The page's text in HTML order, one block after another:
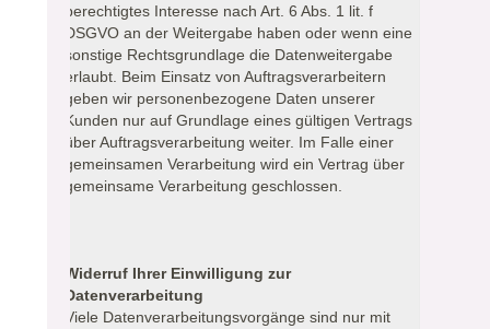
berechtigtes Interesse nach Art. 6 Abs. 1 lit. f
DSGVO an der Weitergabe haben oder wenn eine
sonstige Rechtsgrundlage die Datenweitergabe
erlaubt. Beim Einsatz von Auftragsverarbeitern
geben wir personenbezogene Daten unserer
Kunden nur auf Grundlage eines gültigen Vertrags
über Auftragsverarbeitung weiter. Im Falle einer
gemeinsamen Verarbeitung wird ein Vertrag über
gemeinsame Verarbeitung geschlossen.
Widerruf Ihrer Einwilligung zur
Datenverarbeitung
Viele Datenverarbeitungsvorgänge sind nur mit